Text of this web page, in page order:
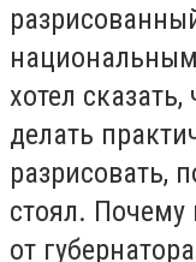
хотел
делать
разрисовать,
стоял.
от